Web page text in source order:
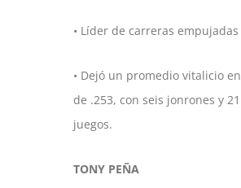
• Líder de carreras empujadas
• Dejó un promedio vitalicio
de .253, con seis jonrones y
juegos.
TONY PEÑA